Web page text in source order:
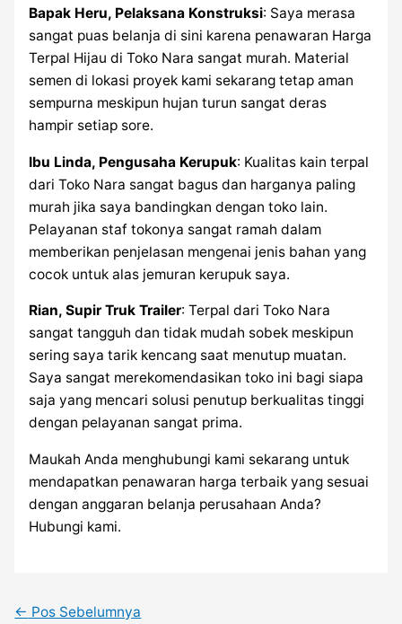
Bapak Heru, Pelaksana Konstruksi: Saya merasa
sangat puas belanja di sini karena penawaran Harga
Terpal Hijau di Toko Nara sangat murah. Material
semen di lokasi proyek kami sekarang tetap aman
sempurna meskipun hujan turun sangat deras
hampir setiap sore.
Ibu Linda, Pengusaha Kerupuk: Kualitas kain terpal
dari Toko Nara sangat bagus dan harganya paling
murah jika saya bandingkan dengan toko lain.
Pelayanan staf tokonya sangat ramah dalam
memberikan penjelasan mengenai jenis bahan yang
cocok untuk alas jemuran kerupuk saya.
Rian, Supir Truk Trailer: Terpal dari Toko Nara
sangat tangguh dan tidak mudah sobek meskipun
sering saya tarik kencang saat menutup muatan.
Saya sangat merekomendasikan toko ini bagi siapa
saja yang mencari solusi penutup berkualitas tinggi
dengan pelayanan sangat prima.
Maukah Anda menghubungi kami sekarang untuk
mendapatkan penawaran harga terbaik yang sesuai
dengan anggaran belanja perusahaan Anda?
Hubungi kami.
← Pos Sebelumnya